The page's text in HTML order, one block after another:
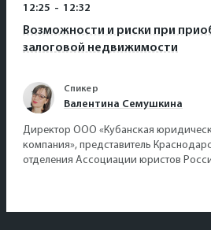
12:25 - 12:32
Возможности и риски при
залоговой недвижимости
Спикер
Валентина Семушкина
Директор ООО «Кубанская
компания», представитель
отделения Ассоциации юристов